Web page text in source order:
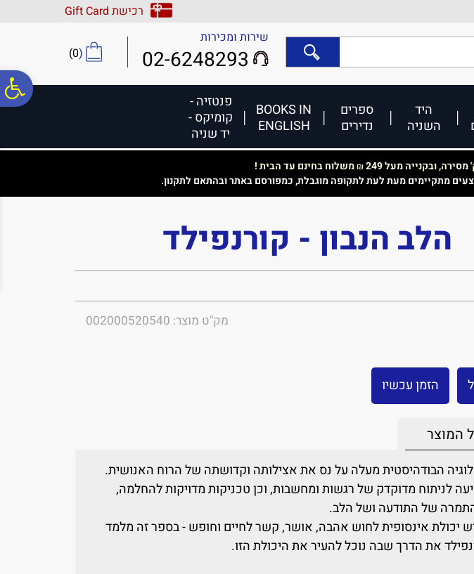
נגישות
אתר
המרכזי
רכישת Gift Card
שירות ומכירות
02-6248293
(
0
)
היד
השניה
ספרים
נדירים
BOOKS IN
ENGLISH
פנטזיה -
קומיקס -
יד שניה
מסירה, ובקנייה מעל 249 ₪משלוח בחינם עד הבית !
מתקיימים מעת לעת לתקופה מוגבלת, כמפורסם באתר ובהתאם לתקנון.
הלב הנבון - קורנפילד
מק"ט מוצר: 002000520540
הזמן עכשיו
המוצר
הבודהיסטית מעלה על נס את אצילותה וקדושתה של הרוח האנושית.
לניתוח מדוקדק של רגשות ומחשבות, וכן טכניקות מדויקות להחלמה,
של התודעה ושל הלב.
יש יכולת אינסופית לחוש אהבה, אושר, קשר לחיים וחופש - בספר זה מלמד
את הדרך שבה נוכל להעיר את היכולת הזו.